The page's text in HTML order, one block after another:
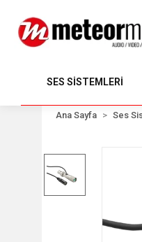
SES SİSTEMLERİ
Ana Sayfa Ses